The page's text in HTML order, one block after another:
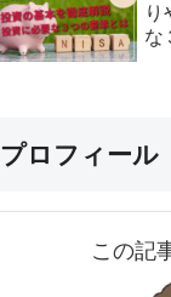
な
プロフィール
この記